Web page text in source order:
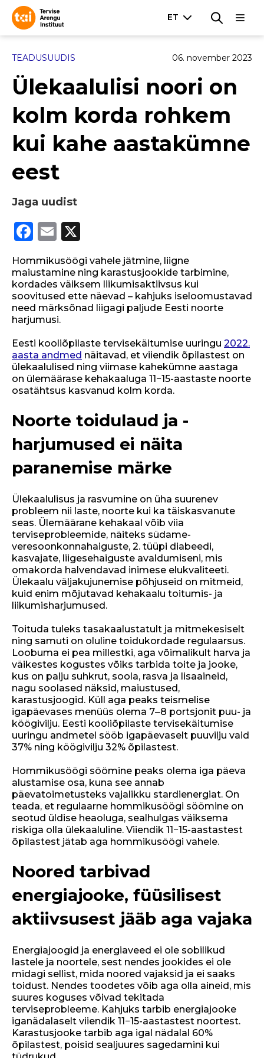
TEADUSUUDIS 06. november 2023
Ülekaalulisi noori on
kolm korda rohkem
kui kahe aastakümne
eest
Jaga uudist
F
a
c
e
b
o
o
k
E
m
ai
l
Hommikusöögi vahele jätmine, liigne
maiustamine ning karastusjookide tarbimine,
kordades väiksem liikumisaktiivsus kui
soovitused ette näevad – kahjuks iseloomustavad
need märksõnad liigagi paljude Eesti noorte
harjumusi.
Eesti kooliõpilaste tervisekäitumise uuringu 2022.
aasta andmed näitavad, et viiendik õpilastest on
ülekaalulised ning viimase kahekümne aastaga
on ülemäärase kehakaaluga 11−15-aastaste noorte
osatähtsus kasvanud kolm korda.
Noorte toidulaud ja -
harjumused ei näita
paranemise märke
Ülekaalulisus ja rasvumine on üha suurenev
probleem nii laste, noorte kui ka täiskasvanute
seas. Ülemäärane kehakaal võib viia
terviseprobleemide, näiteks südame-
veresoonkonnahaiguste, 2. tüüpi diabeedi,
kasvajate, liigesehaiguste avaldumiseni, mis
omakorda halvendavad inimese elukvaliteeti.
Ülekaalu väljakujunemise põhjuseid on mitmeid,
kuid enim mõjutavad kehakaalu toitumis- ja
liikumisharjumused.
Toituda tuleks tasakaalustatult ja mitmekesiselt
ning samuti on oluline toidukordade regulaarsus.
Loobuma ei pea millestki, aga võimalikult harva ja
väikestes kogustes võiks tarbida toite ja jooke,
kus on palju suhkrut, soola, rasva ja lisaaineid,
nagu soolased näksid, maiustused,
karastusjoogid. Küll aga peaks teismelise
igapäevases menüüs olema 7‒8 portsjonit puu- ja
köögivilju. Eesti kooliõpilaste tervisekäitumise
uuringu andmetel sööb igapäevaselt puuvilju vaid
37% ning köögivilju 32% õpilastest.
Hommikusöögi söömine peaks olema iga päeva
alustamise osa, kuna see annab
päevatoimetusteks vajalikku stardienergiat. On
teada, et regulaarne hommikusöögi söömine on
seotud üldise heaoluga, sealhulgas väiksema
riskiga olla ülekaaluline. Viiendik 11−15-aastastest
õpilastest jätab aga hommikusöögi vahele.
Noored tarbivad
energiajooke, füüsilisest
aktiivsusest jääb aga vajaka
Energiajoogid ja energiaveed ei ole sobilikud
lastele ja noortele, sest nendes jookides ei ole
midagi sellist, mida noored vajaksid ja ei saaks
toidust. Nendes toodetes võib aga olla aineid, mis
suures koguses võivad tekitada
terviseprobleeme. Kahjuks tarbib energiajooke
iganädalaselt viiendik 11−15-aastastest noortest.
Karastusjooke tarbib aga igal nädalal 60%
õpilastest, poisid sealjuures sagedamini kui